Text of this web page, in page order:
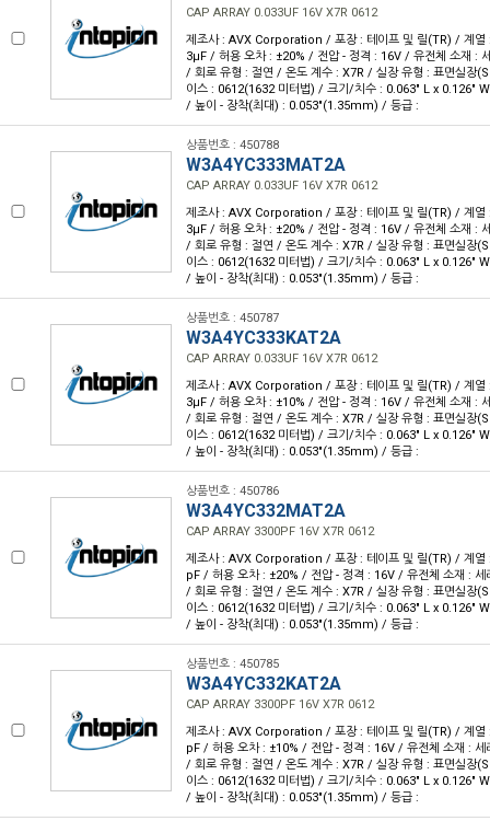
CAP ARRAY 0.033UF 16V X7R 0612
제조사 : AVX Corporation / 포장 : 테이프 및 릴(TR) / 계열
3µF / 허용 오차 : ±20% / 전압 - 정격 : 16V / 유전체 소재 :
/ 회로 유형 : 절연 / 온도 계수 : X7R / 실장 유형 : 표면실장
이스 : 0612(1632 미터법) / 크기/치수 : 0.063" L x 0.126"
/ 높이 - 장착(최대) : 0.053"(1.35mm) / 등급 :
상품번호 : 450788
W3A4YC333MAT2A
CAP ARRAY 0.033UF 16V X7R 0612
제조사 : AVX Corporation / 포장 : 테이프 및 릴(TR) / 계열
3µF / 허용 오차 : ±20% / 전압 - 정격 : 16V / 유전체 소재 :
/ 회로 유형 : 절연 / 온도 계수 : X7R / 실장 유형 : 표면실장
이스 : 0612(1632 미터법) / 크기/치수 : 0.063" L x 0.126"
/ 높이 - 장착(최대) : 0.053"(1.35mm) / 등급 :
상품번호 : 450787
W3A4YC333KAT2A
CAP ARRAY 0.033UF 16V X7R 0612
제조사 : AVX Corporation / 포장 : 테이프 및 릴(TR) / 계열
3µF / 허용 오차 : ±10% / 전압 - 정격 : 16V / 유전체 소재 :
/ 회로 유형 : 절연 / 온도 계수 : X7R / 실장 유형 : 표면실장
이스 : 0612(1632 미터법) / 크기/치수 : 0.063" L x 0.126"
/ 높이 - 장착(최대) : 0.053"(1.35mm) / 등급 :
상품번호 : 450786
W3A4YC332MAT2A
CAP ARRAY 3300PF 16V X7R 0612
제조사 : AVX Corporation / 포장 : 테이프 및 릴(TR) / 계열
pF / 허용 오차 : ±20% / 전압 - 정격 : 16V / 유전체 소재 : 세
/ 회로 유형 : 절연 / 온도 계수 : X7R / 실장 유형 : 표면실장
이스 : 0612(1632 미터법) / 크기/치수 : 0.063" L x 0.126"
/ 높이 - 장착(최대) : 0.053"(1.35mm) / 등급 :
상품번호 : 450785
W3A4YC332KAT2A
CAP ARRAY 3300PF 16V X7R 0612
제조사 : AVX Corporation / 포장 : 테이프 및 릴(TR) / 계열
pF / 허용 오차 : ±10% / 전압 - 정격 : 16V / 유전체 소재 : 세
/ 회로 유형 : 절연 / 온도 계수 : X7R / 실장 유형 : 표면실장
이스 : 0612(1632 미터법) / 크기/치수 : 0.063" L x 0.126"
/ 높이 - 장착(최대) : 0.053"(1.35mm) / 등급 :